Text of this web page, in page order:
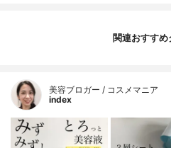
関連おすすめ
美容ブロガー / コスメマニア
index